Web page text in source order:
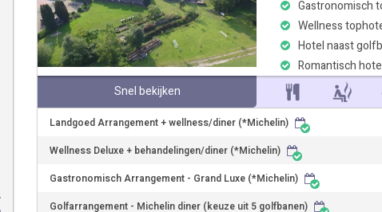
Gastronomisch
Wellness
Hotel naast
Romantisch
Snel bekijken
Landgoed Arrangement + wellness/diner (*Michelin)
Wellness Deluxe + behandelingen/diner (*Michelin)
Gastronomisch Arrangement - Grand Luxe (*Michelin)
Golfarrangement - Michelin diner (keuze uit 5 golfbanen)